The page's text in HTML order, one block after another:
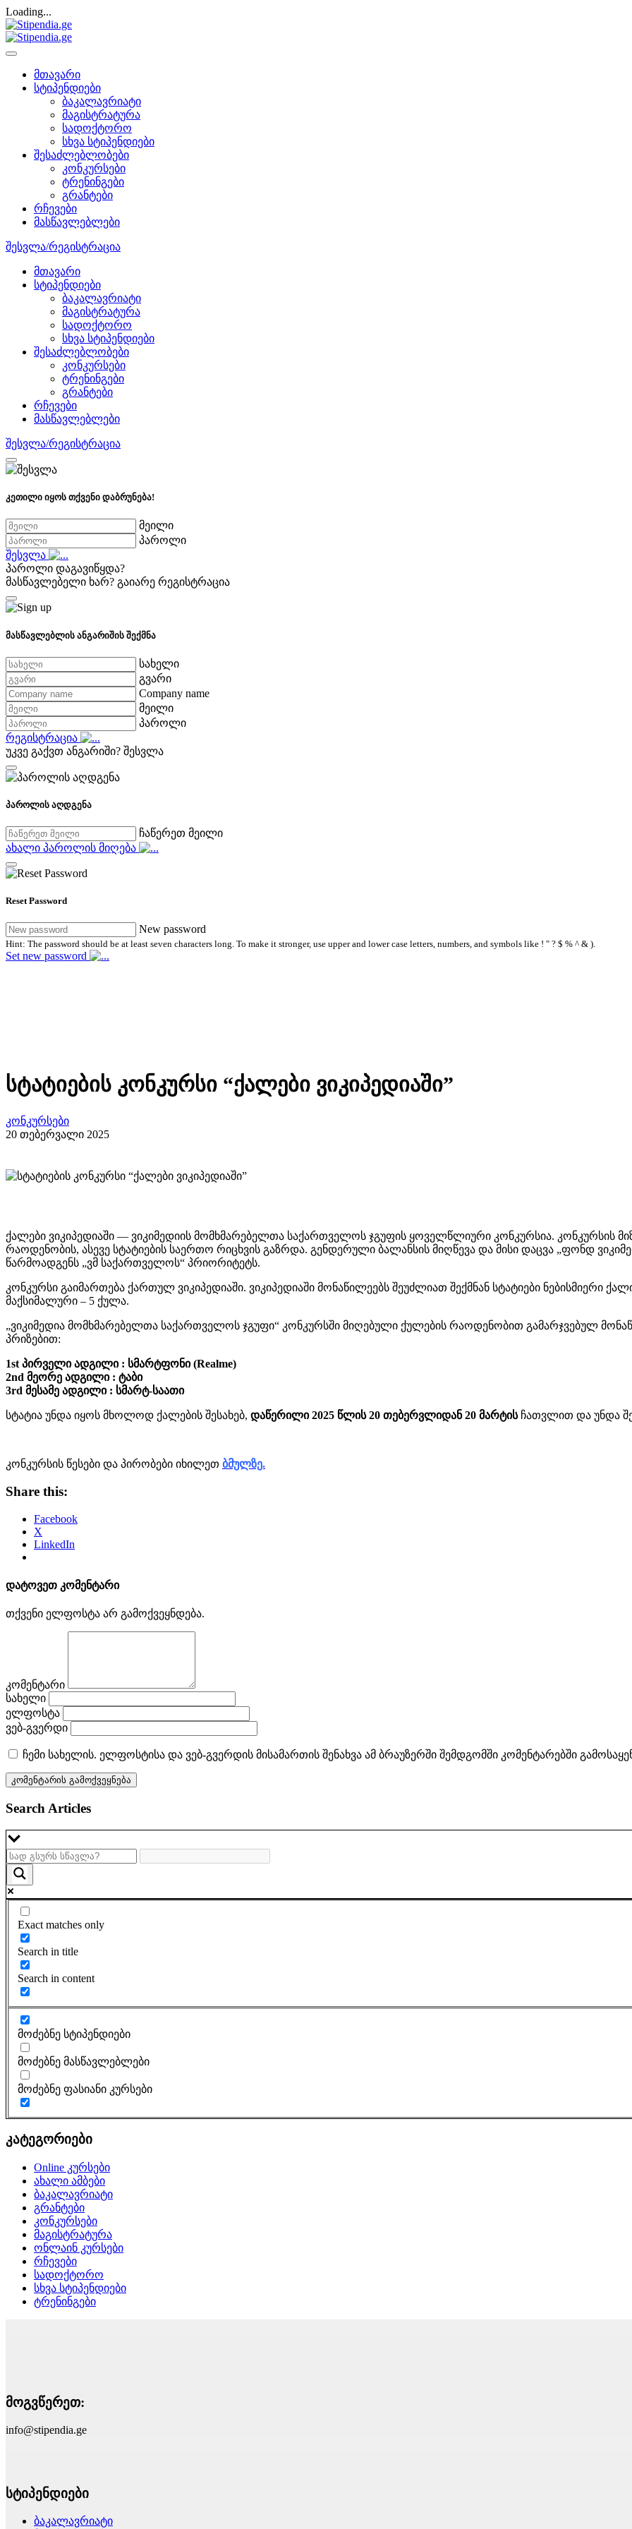
Loading...
მთავარი
სტიპენდიები
ბაკალავრიატი
მაგისტრატურა
სადოქტორო
სხვა სტიპენდიები
შესაძლებლობები
კონკურსები
ტრენინგები
გრანტები
რჩევები
მასწავლებლები
შესვლა/რეგისტრაცია
მთავარი
სტიპენდიები
ბაკალავრიატი
მაგისტრატურა
სადოქტორო
სხვა სტიპენდიები
შესაძლებლობები
კონკურსები
ტრენინგები
გრანტები
რჩევები
მასწავლებლები
შესვლა/რეგისტრაცია
კეთილი იყოს თქვენი დაბრუნება!
მეილი
პაროლი
შესვლა
პაროლი დაგავიწყდა?
მასწავლებელი ხარ? გაიარე რეგისტრაცია
მასწავლებლის ანგარიშის შექმნა
სახელი
გვარი
Company name
მეილი
პაროლი
რეგისტრაცია
უკვე გაქვთ ანგარიში? შესვლა
პაროლის აღდგენა
ჩაწერეთ მეილი
ახალი პაროლის მიღება
Reset Password
New password
Hint: The password should be at least seven characters long. To make it stronger, use upper and lower case letters, numbers, and symbols like ! " ? $ % ^ & ).
Set new password
სტატიების კონკურსი “ქალები ვიკიპედიაში”
კონკურსები
20 თებერვალი 2025
ქალები ვიკიპედიაში — ვიკიმედიის მომხმარებელთა საქართველოს ჯგუფის ყოველწლიური კონკურსია. კონკურსის
რაოდენობის, ასევე სტატიების საერთო რიცხვის გაზრდა. გენდერული ბალანსის მიღწევა და მისი დაცვა „ფონდ
წარმოადგენს „ვმ საქართველოს“ პრიორიტეტს.
კონკურსი გაიმართება ქართულ ვიკიპედიაში. ვიკიპედიაში მონაწილეებს შეუძლიათ შექმნან სტატიები ნებისმიერი
მაქსიმალური – 5 ქულა.
„ვიკიმედია მომხმარებელთა საქართველოს ჯგუფი“ კონკურსში მიღებული ქულების რაოდენობით გამარჯვებულ
პრიზებით:
1st პირველი ადგილი : სმარტფონი (Realme)
2nd მეორე ადგილი : ტაბი
3rd მესამე ადგილი : სმარტ-საათი
სტატია უნდა იყოს მხოლოდ ქალების შესახებ, დაწერილი 2025 წლის 20 თებერვლიდან 20 მარტისჩათვლით და უნდა
კონკურსის წესები და პირობები იხილეთ ბმულზე.
Share this:
Facebook
X
LinkedIn
დატოვეთ კომენტარი
თქვენი ელფოსტა არ გამოქვეყნდება.
კომენტარი
სახელი
ელფოსტა
ვებ-გვერდი
ჩემი სახელის. ელფოსტისა და ვებ-გვერდის მისამართის შენახვა ამ ბრაუზერში შემდგომში კომენტარებში
Search Articles
Exact matches only
Search in title
Search in content
მოძებნე სტიპენდიები
მოძებნე მასწავლებლები
მოძებნე ფასიანი კურსები
კატეგორიები
Online კურსები
ახალი ამბები
ბაკალავრიატი
გრანტები
კონკურსები
მაგისტრატურა
ონლაინ კურსები
რჩევები
სადოქტორო
სხვა სტიპენდიები
ტრენინგები
მოგვწერეთ:
info@stipendia.ge
სტიპენდიები
ბაკალავრიატი